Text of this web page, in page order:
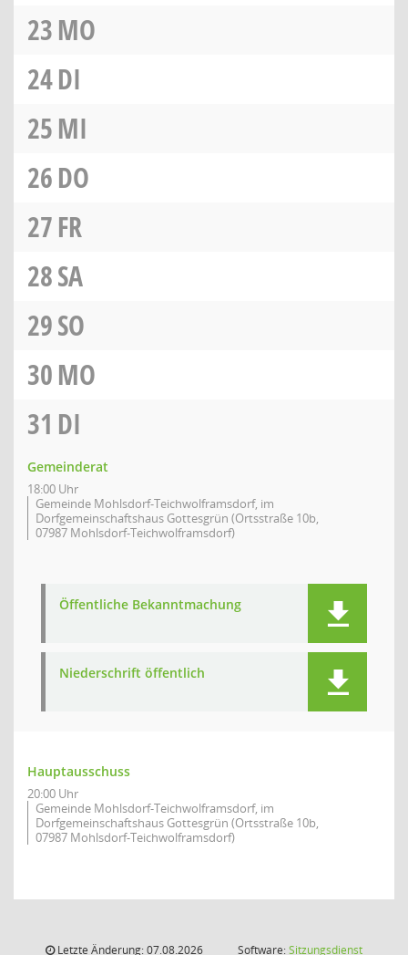
23MO
24DI
25MI
26DO
27FR
28SA
29SO
30MO
31 DI
Gemeinderat
18:00 Uhr
Gemeinde Mohlsdorf-Teichwolframsdorf, im
Dorfgemeinschaftshaus Gottesgrün (Ortsstraße 10b,
07987 Mohlsdorf-Teichwolframsdorf)
Öffentliche Bekanntmachung
Niederschrift öffentlich
Hauptausschuss
20:00 Uhr
Gemeinde Mohlsdorf-Teichwolframsdorf, im
Dorfgemeinschaftshaus Gottesgrün (Ortsstraße 10b,
07987 Mohlsdorf-Teichwolframsdorf)
Letzte Änderung: 07.08.2026 Software:Sitzungsdienst